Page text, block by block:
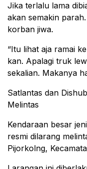
Jika terlalu lama
akan semakin
korban jiwa.
“Itu lihat aja ramai
kan. Apalagi truk
sekalian. Makanya
Satlantas dan
Melintas
Kendaraan besar
resmi dilarang
Pijorkolng,